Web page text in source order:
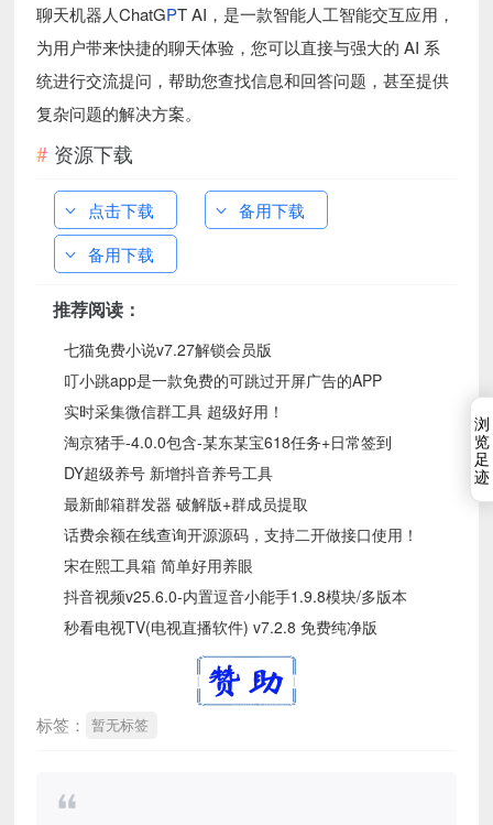
聊天机器人ChatGPT AI，是一款智能人工智能交互应用，
为用户带来快捷的聊天体验，您可以直接与强大的 AI 系
统进行交流提问，帮助您查找信息和回答问题，甚至提供
复杂问题的解决方案。
资源下载
点击下载
备用下载
备用下载
推荐阅读：
七猫免费小说v7.27解锁会员版
叮小跳app是一款免费的可跳过开屏广告的APP
实时采集微信群工具 超级好用！
淘京猪手-4.0.0包含-某东某宝618任务+日常签到
DY超级养号 新增抖音养号工具
最新邮箱群发器 破解版+群成员提取
话费余额在线查询开源源码，支持二开做接口使用！
宋在熙工具箱 简单好用养眼
抖音视频v25.6.0-内置逗音小能手1.9.8模块/多版本
秒看电视TV(电视直播软件) v7.2.8 免费纯净版
标签： 暂无标签
浏
览
足
迹